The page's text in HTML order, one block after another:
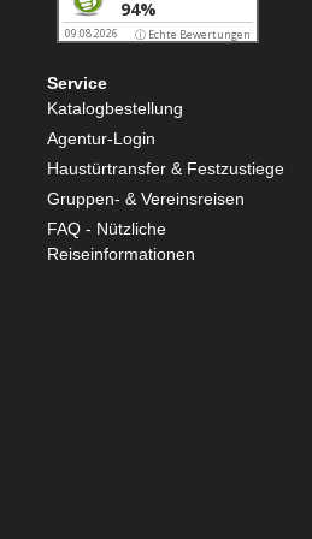
• Bewegungstherapie
• Lichttherapie • Inhalationen
Service
Katalogbestellung
Agentur-Login
Haustürtransfer & Festzustiege
Gruppen- & Vereinsreisen
FAQ - Nützliche
Reiseinformationen